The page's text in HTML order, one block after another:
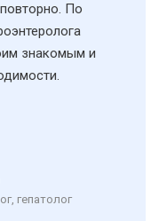
По
знакомым и
гепатолог